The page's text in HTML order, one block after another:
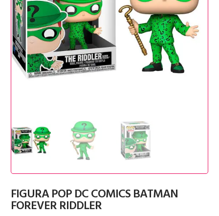
FIGURA POP DC COMICS BATMAN
FOREVER RIDDLER